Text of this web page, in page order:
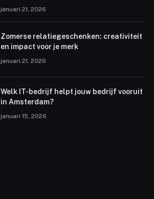
januari 21, 2026
Zomerse relatiegeschenken: creativiteit
en impact voor je merk
januari 21, 2026
Welk IT-bedrijf helpt jouw bedrijf vooruit
in Amsterdam?
januari 15, 2026